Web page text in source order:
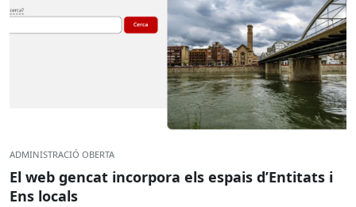
ADMINISTRACIÓ OBERTA
El web gencat incorpora els espais d’Entitats i
Ens locals